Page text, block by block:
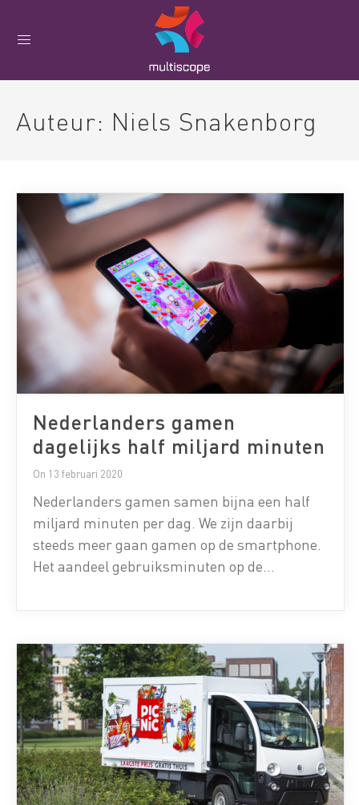
Auteur: Niels Snakenborg
Nederlanders gamen
dagelijks half miljard minuten
On 13 februari 2020
Nederlanders gamen samen bijna een half
miljard minuten per dag. We zijn daarbij
steeds meer gaan gamen op de smartphone.
Het aandeel gebruiksminuten op de
de Smart Media Monitor, een grootschalig
onderzoek van Multiscope onder 3.600 […]